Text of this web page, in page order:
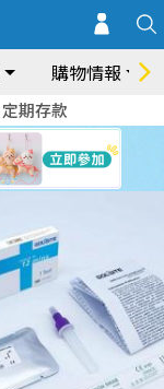
購物情報
定期存款